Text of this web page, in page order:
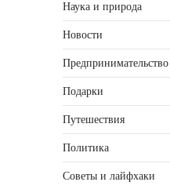
Наука и природа
Новости
Подарки
Путешествия
Политика
Советы и лайфхаки